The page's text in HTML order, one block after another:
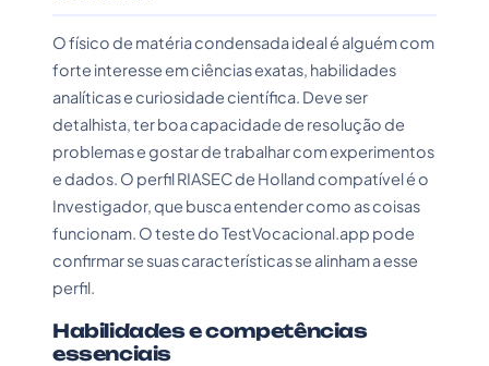
O físico de matéria condensada ideal é alguém com
forte interesse em ciências exatas, habilidades
analíticas e curiosidade científica. Deve ser
detalhista, ter boa capacidade de resolução de
problemas e gostar de trabalhar com experimentos
e dados. O perfil RIASEC de Holland compatível é o
Investigador, que busca entender como as coisas
funcionam. O teste do TestVocacional.app pode
confirmar se suas características se alinham a esse
perfil.
Habilidades e competências
essenciais